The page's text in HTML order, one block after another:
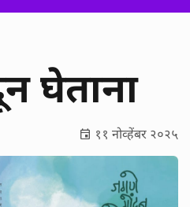
घेताना
११ नोव्हेंबर २०२५